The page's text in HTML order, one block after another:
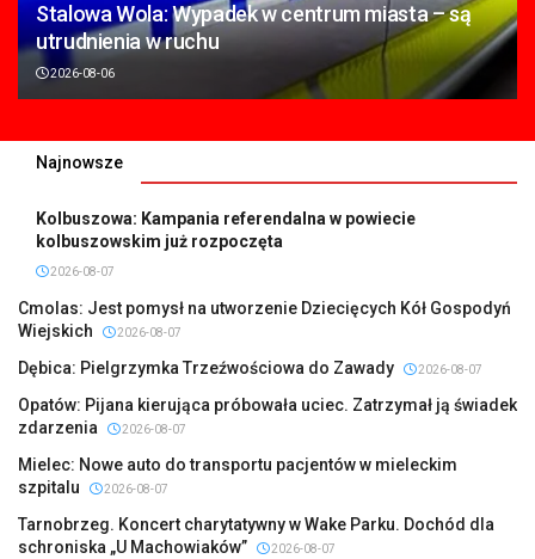
Stalowa Wola: Wypadek w centrum miasta – są
utrudnienia w ruchu
2026-08-06
Najnowsze
Kolbuszowa: Kampania referendalna w powiecie
kolbuszowskim już rozpoczęta
2026-08-07
Cmolas: Jest pomysł na utworzenie Dziecięcych Kół Gospodyń
Wiejskich
2026-08-07
Dębica: Pielgrzymka Trzeźwościowa do Zawady 2026-08-07
Opatów: Pijana kierująca próbowała uciec. Zatrzymał ją świadek
zdarzenia
2026-08-07
Mielec: Nowe auto do transportu pacjentów w mieleckim
szpitalu
2026-08-07
Tarnobrzeg. Koncert charytatywny w Wake Parku. Dochód dla
schroniska „U Machowiaków”
2026-08-07